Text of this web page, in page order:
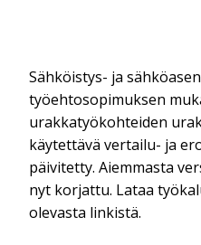
Sähköistys- ja
työehtosopimuksen
urakkatyökohteiden
käytettävä vertailu- ja
päivitetty. Aiemmasta
nyt korjattu. Lataa
olevasta linkistä.